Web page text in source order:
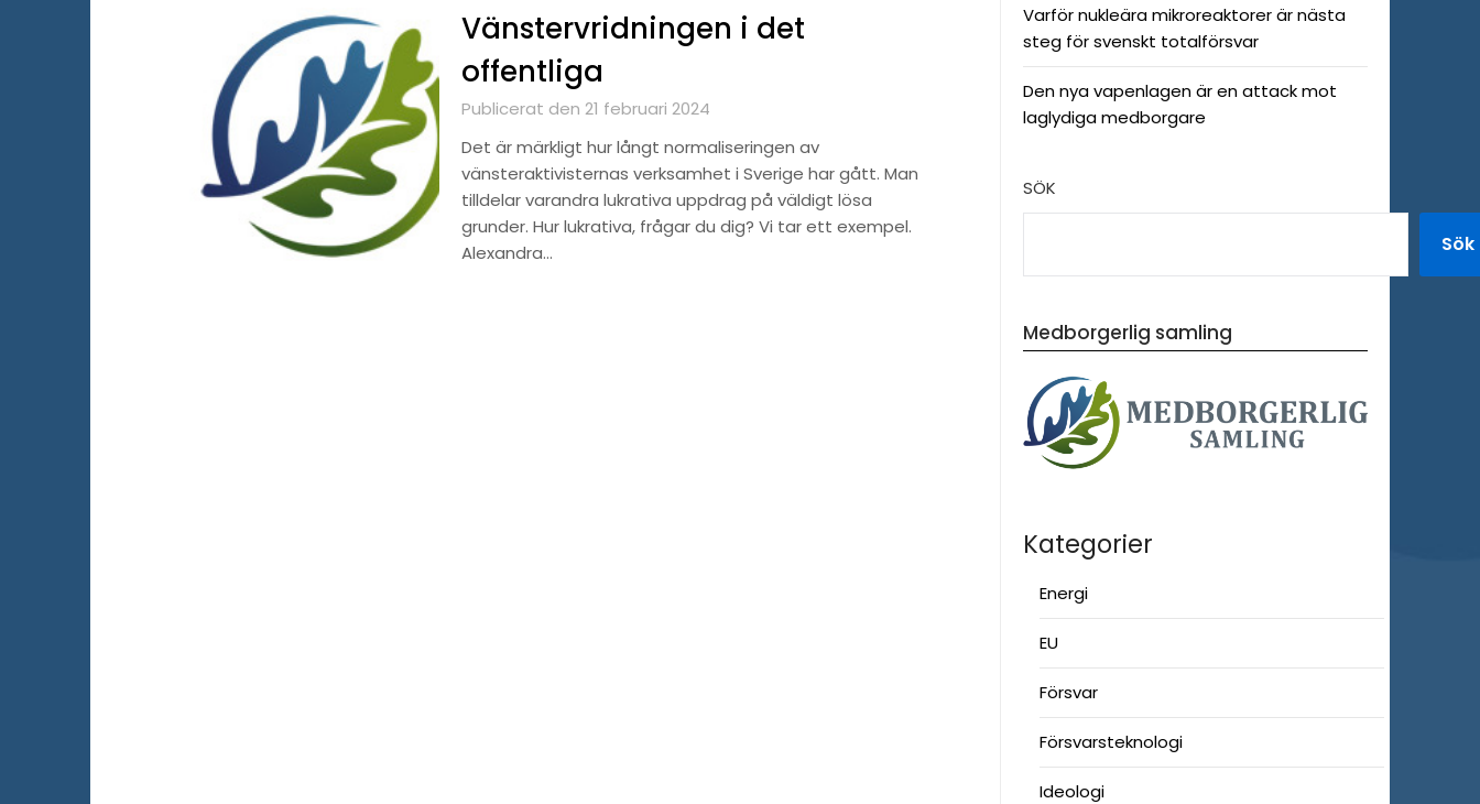
Vänstervridningen i det
offentliga
Publicerat den 21 februari 2024
Det är märkligt hur långt normaliseringen av
vänsteraktivisternas verksamhet i Sverige har gått. Man
tilldelar varandra lukrativa uppdrag på väldigt lösa
grunder. Hur lukrativa, frågar du dig? Vi tar ett exempel.
Alexandra…
Varför nukleära mikroreaktorer är nästa
steg för svenskt totalförsvar
Den nya vapenlagen är en attack mot
laglydiga medborgare
SÖK
Sök
Medborgerlig samling
Kategorier
Energi
EU
Försvar
Försvarsteknologi
Ideologi